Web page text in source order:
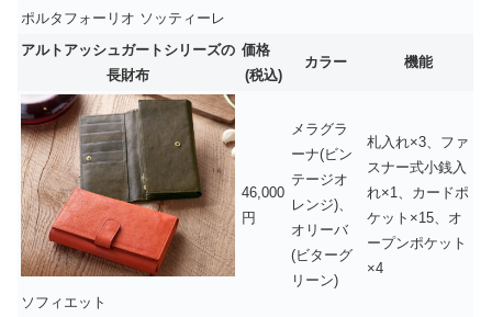
ポルタフォーリオ ソッティーレ
アルトアッシュガートシリーズの
長財布
価格
(税込)
カラー 機能
ソフィエット
46,000
円
メラグラ
ーナ(ビン
テージオ
レンジ)、
オリーバ
(ビターグ
リーン)
札入れ×3、ファ
スナー式小銭入
れ×1、カードポ
ケット×15、オ
ープンポケット
×4